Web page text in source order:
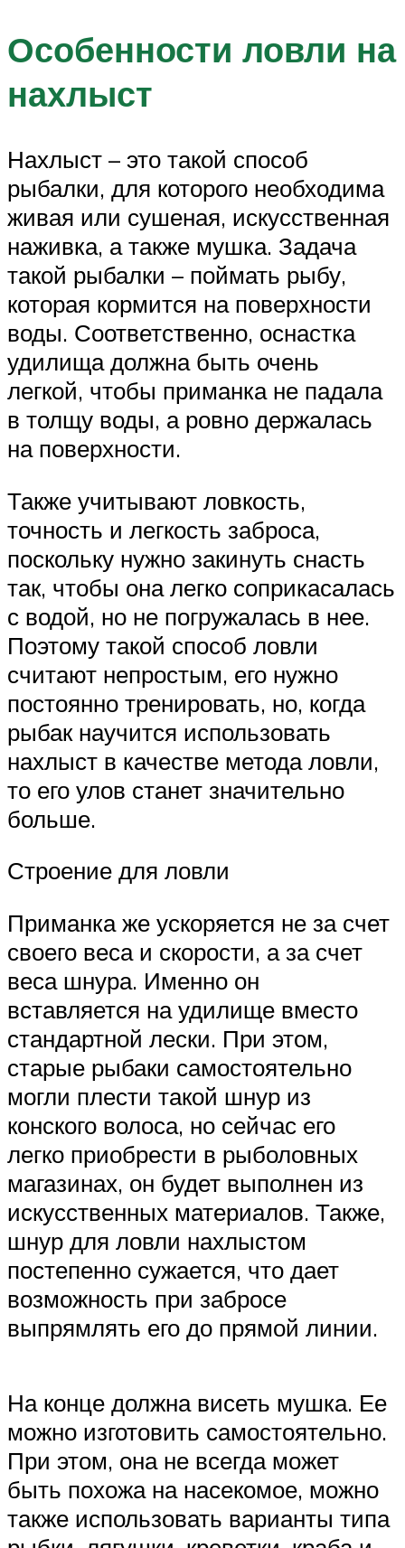
Особенности ловли на
нахлыст
Нахлыст – это такой способ
рыбалки, для которого необходима
живая или сушеная, искусственная
наживка, а также мушка. Задача
такой рыбалки – поймать рыбу,
которая кормится на поверхности
воды. Соответственно, оснастка
удилища должна быть очень
легкой, чтобы приманка не падала
в толщу воды, а ровно держалась
на поверхности.
Также учитывают ловкость,
точность и легкость заброса,
поскольку нужно закинуть снасть
так, чтобы она легко соприкасалась
с водой, но не погружалась в нее.
Поэтому такой способ ловли
считают непростым, его нужно
постоянно тренировать, но, когда
рыбак научится использовать
нахлыст в качестве метода ловли,
то его улов станет значительно
больше.
Строение для ловли
Приманка же ускоряется не за счет
своего веса и скорости, а за счет
веса шнура. Именно он
вставляется на удилище вместо
стандартной лески. При этом,
старые рыбаки самостоятельно
могли плести такой шнур из
конского волоса, но сейчас его
легко приобрести в рыболовных
магазинах, он будет выполнен из
искусственных материалов. Также,
шнур для ловли нахлыстом
постепенно сужается, что дает
возможность при забросе
выпрямлять его до прямой линии.
На конце должна висеть мушка. Ее
можно изготовить самостоятельно.
При этом, она не всегда может
быть похожа на насекомое, можно
также использовать варианты типа